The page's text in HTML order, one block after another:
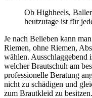
Ob Highheels,
heutzutage ist für
Je nach Belieben kann
Riemen, ohne Riemen,
wählen.
welcher Brautschuh am
professionelle Beratung
nicht zu schädigen und
zum Brautkleid zu besitzen.